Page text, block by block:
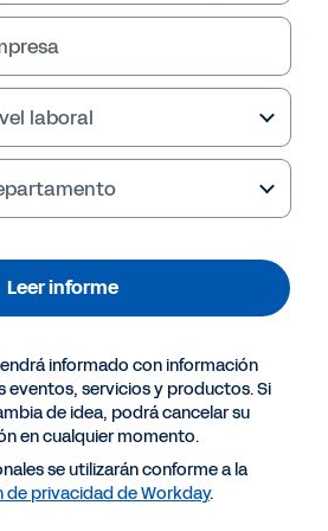
de CXO del sector retail
laboral
Leer informe
informado con información
eventos, servicios y productos. Si
de idea, podrá cancelar su
en cualquier momento.
se utilizarán conforme a la
de privacidad de Workday.